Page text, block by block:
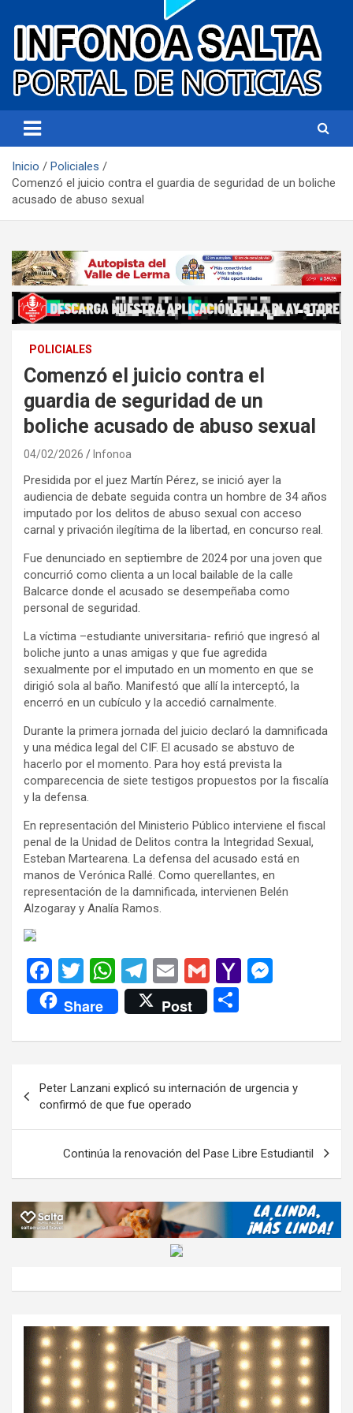
Infonoa Salta
Inicio
Policiales
Comenzó el juicio contra el guardia de seguridad de un boliche
acusado de abuso sexual
POLICIALES
Comenzó el juicio contra el
guardia de seguridad de un
boliche acusado de abuso sexual
04/02/2026 Infonoa
Presidida por el juez Martín Pérez, se inició ayer la
audiencia de debate seguida contra un hombre de 34 años
imputado por los delitos de abuso sexual con acceso
carnal y privación ilegítima de la libertad, en concurso real.
Fue denunciado en septiembre de 2024 por una joven que
concurrió como clienta a un local bailable de la calle
Balcarce donde el acusado se desempeñaba como
personal de seguridad.
La víctima –estudiante universitaria- refirió que ingresó al
boliche junto a unas amigas y que fue agredida
sexualmente por el imputado en un momento en que se
dirigió sola al baño. Manifestó que allí la interceptó, la
encerró en un cubículo y la accedió carnalmente.
Durante la primera jornada del juicio declaró la damnificada
y una médica legal del CIF. El acusado se abstuvo de
hacerlo por el momento. Para hoy está prevista la
comparecencia de siete testigos propuestos por la fiscalía
y la defensa.
En representación del Ministerio Público interviene el fiscal
penal de la Unidad de Delitos contra la Integridad Sexual,
Esteban Martearena. La defensa del acusado está en
manos de Verónica Rallé. Como querellantes, en
representación de la damnificada, intervienen Belén
Alzogaray y Analía Ramos.
F
a
ce
b
o
k
T
wi
tt
er
W
h
at
s
p
p
T
el
e
gr
m
E
m
ail
G
m
ail
Y
o
M
ail
n
er
Share Post
m
ar
tir
de
entradas
Peter Lanzani explicó su internación de urgencia y
confirmó de que fue operado
Continúa la renovación del Pase Libre Estudiantil